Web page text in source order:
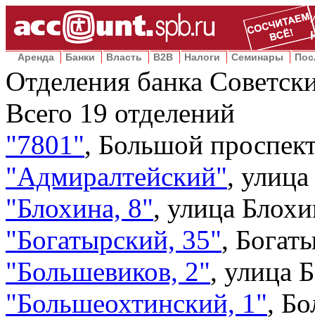
Аренда Банки Власть B2B Налоги Семинары
Отделения банка
Всего 19 отделений
"7801", Большой
"Адмиралтейский",
"Блохина, 8", улица
"Богатырский, 35",
"Большевиков, 2", улица
"Большеохтинский, 1",